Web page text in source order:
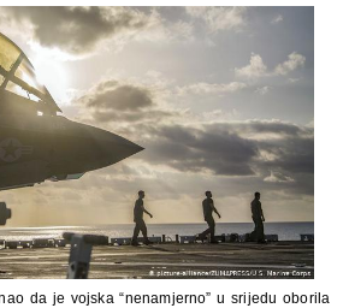
da je vojska “nenamjerno” u srijedu oborila